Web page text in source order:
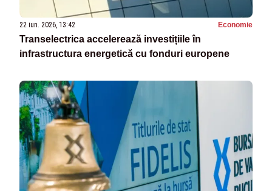
22 iun. 2026, 13:42 Economie
Transelectrica accelerează investițiile în
infrastructura energetică cu fonduri europene